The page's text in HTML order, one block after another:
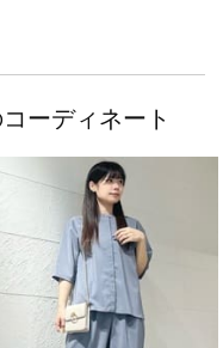
ーディネート